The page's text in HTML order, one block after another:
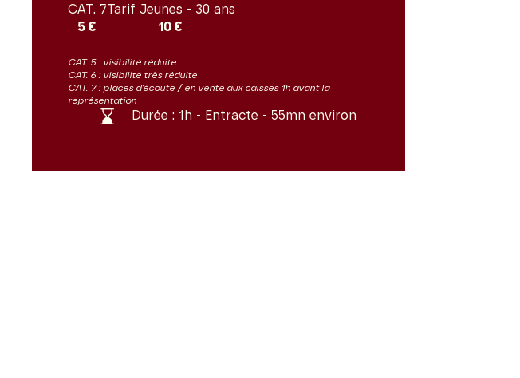
CAT. 7
5 €
Tarif Jeunes - 30 ans
10 €
CAT. 5 : visibilité réduite
CAT. 6 : visibilité très réduite
CAT. 7 : places d'écoute / en vente aux caisses 1h avant la
représentation
Durée : 1h - Entracte - 55mn environ